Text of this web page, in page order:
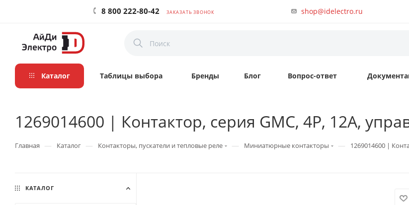
8 800 222-80-42 ЗАКАЗАТЬ ЗВОНОК shop@idelectro.ru
Каталог Таблицы выбора Бренды Блог Вопрос-ответ
1269014600 | Контактор, серия GMC, 4P, 12А,
Главная — Каталог — Контакторы, пускатели и тепловые реле — Миниатюрные контакторы — 1269014600 |
КАТАЛОГ